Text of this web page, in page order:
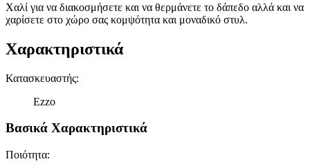
Χαλί για να διακοσμήσετε και να θερμάνετε το δάπεδο αλλά και να
χαρίσετε στο χώρο σας κομψότητα και μοναδικό στυλ.
Χαρακτηριστικά
Κατασκευαστής:
Ezzo
Βασικά Χαρακτηριστικά
Ποιότητα: